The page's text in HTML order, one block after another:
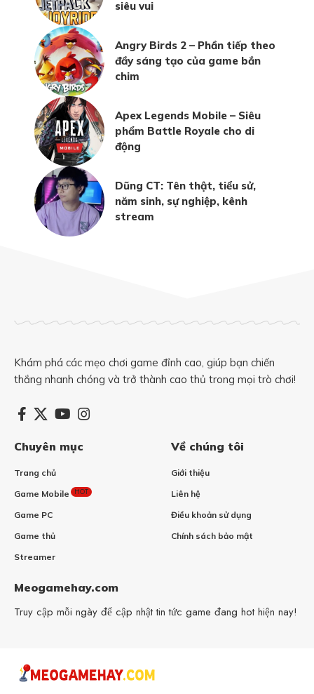
siêu vui
Angry Birds 2 – Phần tiếp theo
đầy sáng tạo của game bắn
chim
Apex Legends Mobile – Siêu
phẩm Battle Royale cho di
động
Dũng CT: Tên thật, tiểu sử,
năm sinh, sự nghiệp, kênh
stream
Khám phá các mẹo chơi game đỉnh cao, giúp bạn chiến
thắng nhanh chóng và trở thành cao thủ trong mọi trò chơi!
Chuyên mục
Trang chủ
Game Mobile HOT
Game PC
Game thủ
Streamer
Về chúng tôi
Giới thiệu
Liên hệ
Điều khoản sử dụng
Chính sách bảo mật
Meogamehay.com
Truy cập mỗi ngày để cập nhật tin tức game đang hot hiện nay!